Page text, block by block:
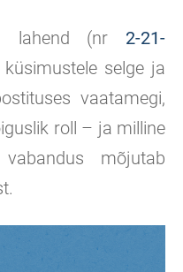
lahend (nr 2-21-
selge ja
vaatamegi,
roll – ja milline
mõjutab